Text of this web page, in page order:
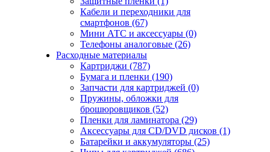
Кабели и переходники для
смартфонов (67)
Мини АТС и аксессуары (0)
Телефоны аналоговые (26)
Расходные материалы
Картриджи (787)
Бумага и пленки (190)
Запчасти для картриджей (0)
Пружины, обложки для
брошюровщиков (52)
Пленки для ламинатора (29)
Аксессуары для CD/DVD дисков (1)
Батарейки и аккумуляторы (25)